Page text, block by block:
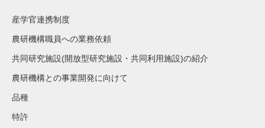
産学官連携制度
農研機構職員への業務依頼
共同研究施設(開放型研究施設・共同利用施設)の紹介
農研機構との事業開発に向けて
品種
特許